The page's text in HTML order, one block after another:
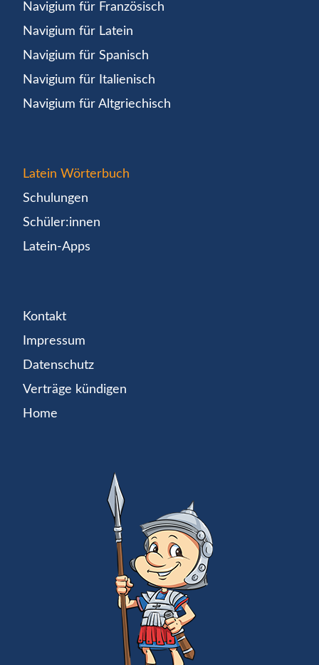
Navigium für Französisch
Navigium für Latein
Navigium für Spanisch
Navigium für Italienisch
Navigium für Altgriechisch
Latein Wörterbuch
Schulungen
Schüler:innen
Latein-Apps
Kontakt
Impressum
Datenschutz
Verträge kündigen
Home